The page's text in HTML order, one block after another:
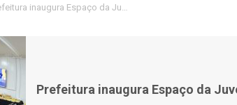
inaugura Espaço da Juventude em Vigário Geral
Prefeitura inaugura Espaço da